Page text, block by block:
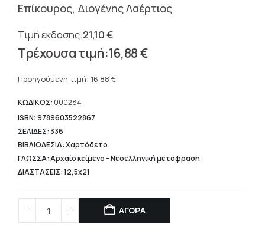
Επίκουρος, Διογένης Λαέρτιος
21,10€
Original
price
21,10 €.
16,88€
τρέχουσα
είναι:
16,88 €.
Προηγούμενη τιμή: 16,88 €.
ΚΩΔΙΚΟΣ: 000284
ISBN: 9789603522867
ΣΕΛΙΔΕΣ: 336
ΒΙΒΛΙΟΔΕΣΙΑ: Χαρτόδετο
ΓΛΩΣΣΑ: Αρχαίο κείμενο - Νεοελληνική μετάφραση
ΔΙΑΣΤΑΣΕΙΣ: 12,5x21
ΑΓΟΡΑ